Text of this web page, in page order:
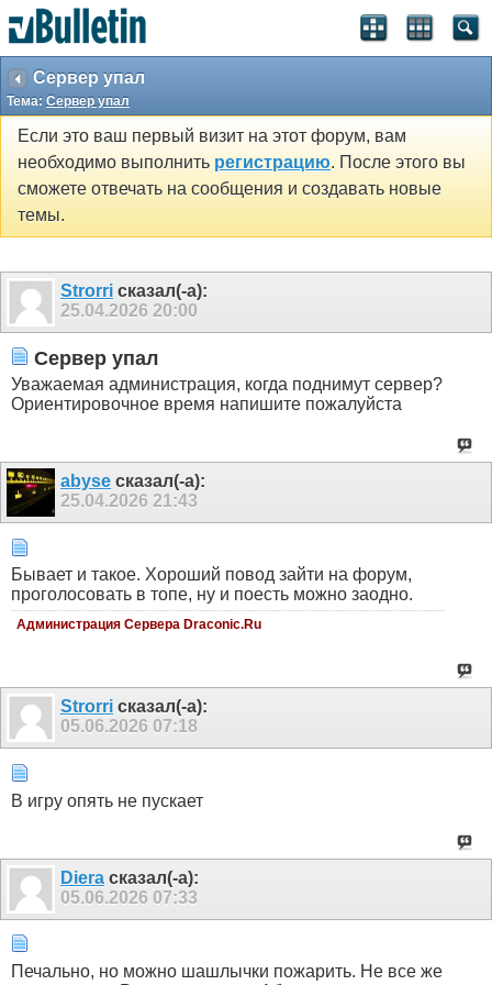
Сервер упал
Тема: Сервер упал
Если это ваш первый визит на этот форум, вам
необходимо выполнить регистрацию. После этого вы
сможете отвечать на сообщения и создавать новые
темы.
Strorri сказал(-а):
25.04.2026 20:00
Сервер упал
Уважаемая администрация, когда поднимут сервер?
Ориентировочное время напишите пожалуйста
abyse сказал(-а):
25.04.2026 21:43
Бывает и такое. Хороший повод зайти на форум,
проголосовать в топе, ну и поесть можно заодно.
Администрация Сервера Draconic.Ru
Strorri сказал(-а):
05.06.2026 07:18
В игру опять не пускает
Diera сказал(-а):
05.06.2026 07:33
Печально, но можно шашлычки пожарить. Не все же